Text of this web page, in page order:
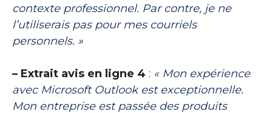
contexte professionnel. Par contre, je ne
l’utiliserais pas pour mes courriels
personnels. »
– Extrait avis en ligne 4 : « Mon expérience
avec Microsoft Outlook est exceptionnelle.
Mon entreprise est passée des produits